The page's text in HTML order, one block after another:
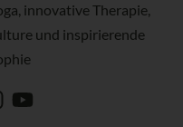
innovative Therapie,
und inspirierende